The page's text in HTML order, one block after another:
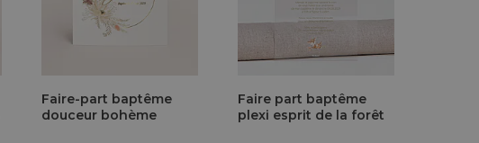
Faire-part baptême
douceur bohème
Faire part baptême
plexi esprit de la forêt